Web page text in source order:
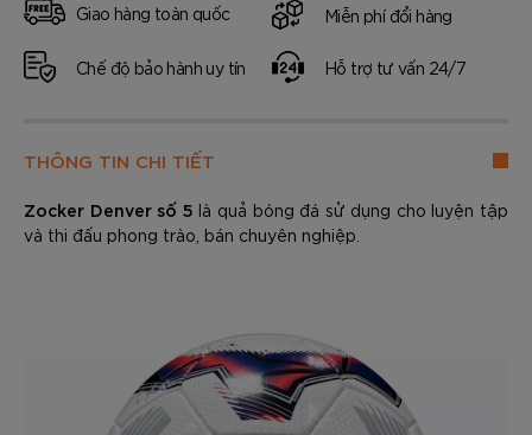
Giao hàng toàn quốc Miễn phí đổi hàng
Chế độ bảo hành uy tín Hỗ trợ tư vấn 24/7
THÔNG TIN CHI TIẾT
Zocker Denver số 5 là quả bóng đá sử dụng cho luyện tập
và thi đấu phong trào, bán chuyên nghiệp.